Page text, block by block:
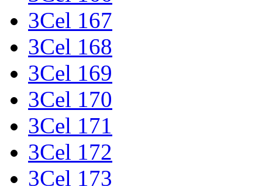
3Cel 167
3Cel 168
3Cel 169
3Cel 170
3Cel 171
3Cel 172
3Cel 173